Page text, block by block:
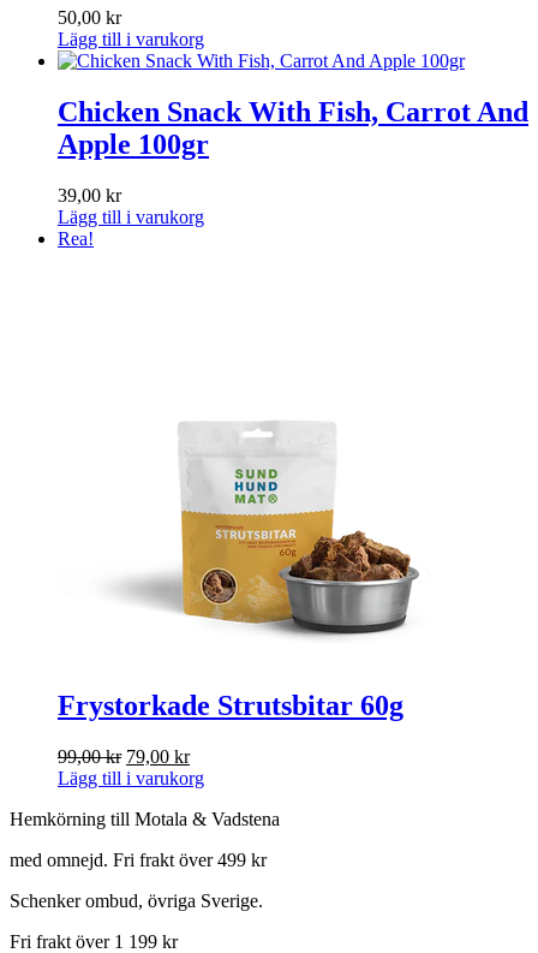
50,00 kr
Lägg till i varukorg
Chicken Snack With Fish, Carrot And
Apple 100gr
39,00 kr
Lägg till i varukorg
Rea!
Frystorkade Strutsbitar 60g
99,00kr Det
ursprungliga
var:
79,00 krDet
nuvarande
är:
Lägg till i varukorg
Hemkörning till Motala & Vadstena
med omnejd. Fri frakt över 499 kr
Schenker ombud, övriga Sverige.
Fri frakt över 1 199 kr